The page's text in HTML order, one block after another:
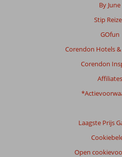
By June
Stip
GOfun
Corendon Hotels &
Corendon
Affiliates
Laagste Prijs
Open